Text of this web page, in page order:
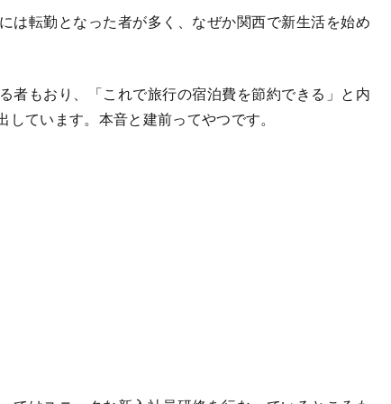
は転勤となった者が多く、なぜか関西で新生活を始め
者もおり、「これで旅行の宿泊費を節約できる」と内
ています。本音と建前ってやつです。